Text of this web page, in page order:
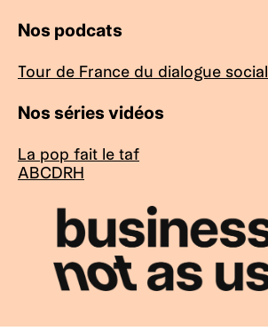
Nos podcats
Tour de France du dialogue social
Nos séries vidéos
La pop fait le taf
ABCDRH